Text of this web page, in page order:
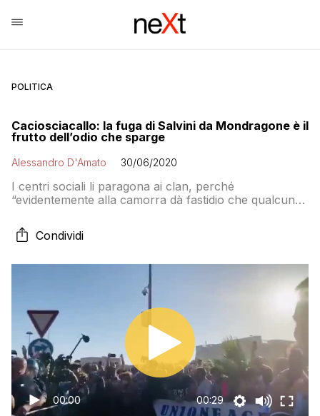
POLITICA
Caciosciacallo: la fuga di Salvini da Mondragone è il
frutto dell’odio che sparge
Alessandro D'Amato 30/06/2020
I centri sociali li paragona ai clan, perché
“evidentemente alla camorra dà fastidio che qualcuno
Eppure da anni (da sempre?) Salvini porta avanti
campagne di odio nei confronti di gruppi sociali per
dell’Interno “dimentica” di sgomberare i palazzi Cirio,
così come ha “dimenticato” che poteva fare la flat tax
mentre faceva cadere il suo governo tra un mojito e
l’altro al Papeete. Davvero è così strano che ieri non
l’abbiano fatto parlare e gli abbiano tirato dell’acqua?
Condividi
00:00 00:29